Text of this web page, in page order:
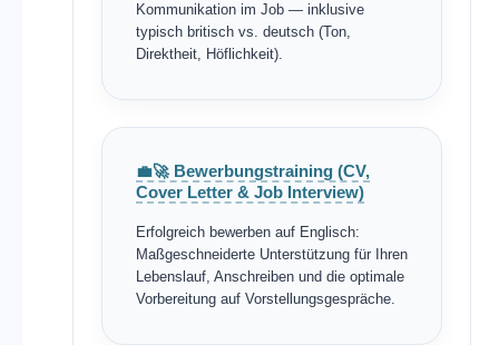
Kommunikation im Job — inklusive
typisch britisch vs. deutsch (Ton,
Direktheit, Höflichkeit).
💼🚀 Bewerbungstraining (CV,
Cover Letter & Job Interview)
Erfolgreich bewerben auf Englisch:
Maßgeschneiderte Unterstützung für Ihren
Lebenslauf, Anschreiben und die optimale
Vorbereitung auf Vorstellungsgespräche.